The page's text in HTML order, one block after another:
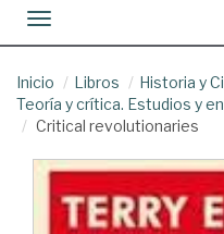
Toggle navigation
Inicio Libros Historia y
Teoría y crítica. Estudios y
Critical revolutionaries